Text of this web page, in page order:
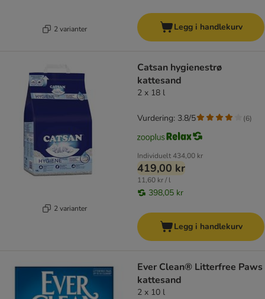
2 varianter Legg i handlekurv
2 varianter
Catsan hygienestrø
kattesand
2 x 18 l
Individuelt434,00 kr
419,00 kr
11,60 kr / l
398,05 kr
Vurdering: 3.8/5 (6)
Legg i handlekurv
Ever Clean® Litterfree Paws
kattesand
2 x 10 l